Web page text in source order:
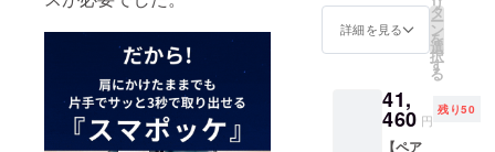
含む合
計金額
※デザイ
ン・仕
様は変
す。 〇
本リ
は第2弾
(9月末
発送予
定)の商
40,280
円 (税
込・送
料込) カ
ブラッ
ク 一般
販売予
詳細を見る
タ
ー
ン
を
選
択
す
る
41,
460 円
残り50
【ペア